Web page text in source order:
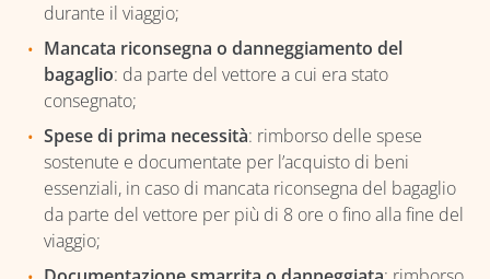
durante il viaggio;
Mancata riconsegna o danneggiamento del
bagaglio: da parte del vettore a cui era stato
consegnato;
Spese di prima necessità: rimborso delle spese
sostenute e documentate per l’acquisto di beni
essenziali, in caso di mancata riconsegna del bagaglio
da parte del vettore per più di 8 ore o fino alla fine del
viaggio;